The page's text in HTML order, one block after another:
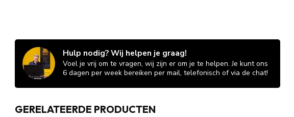
Hulp nodig? Wij helpen je graag!
Voel je vrij om te vragen, wij zijn er om je te helpen. Je kunt ons
6 dagen per week bereiken per mail, telefonisch of via de chat!
GERELATEERDE PRODUCTEN